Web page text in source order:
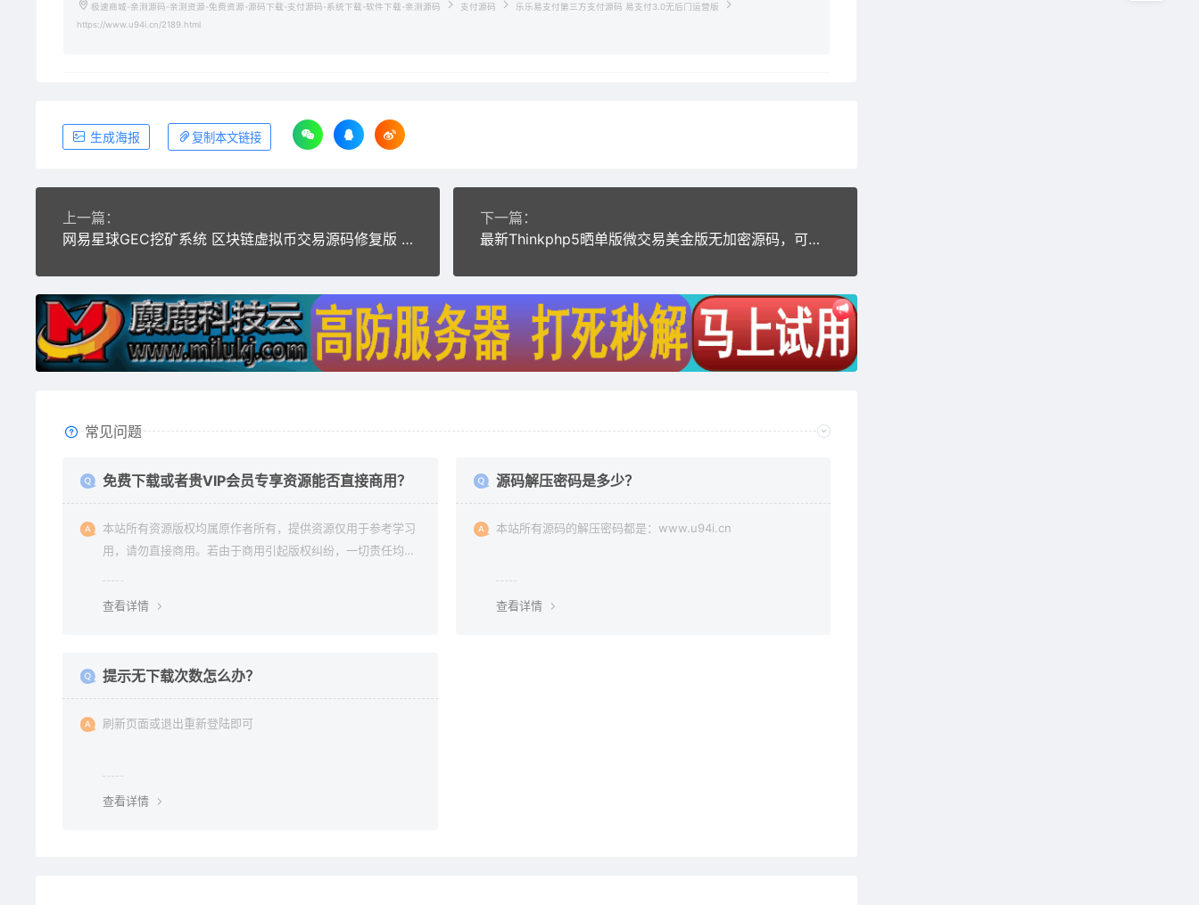
极速商城-亲测源码-亲测资源-免费资源-源码下载-支付源码-系统下载-软件下载-亲测源码 支付源码
乐乐易支付第三方支付源码 易支付3.0无后门运营版
https://www.u94i.cn/2189.html
生成海报 复制本文链接
上一篇：
网易星球GEC挖矿系统 区块链虚拟币交易源码修复版 章鱼星球挖矿系统源码+安装教程
下一篇：
最新Thinkphp5晒单版微交易美金版无加密源码，可群控单控支持第三方支付
常见问题
免费下载或者贵VIP会员专享资源能否直接商用？
本站所有资源版权均属原作者所有，提供资源仅用于参考学习
用，请勿直接商用。若由于商用引起版权纠纷，一切责任均由
查看详情
源码解压密码是多少？
本站所有源码的解压密码都是：www.u94i.cn
查看详情
提示无下载次数怎么办？
刷新页面或退出重新登陆即可
查看详情